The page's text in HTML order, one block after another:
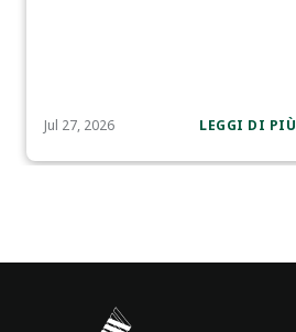
Jul 27, 2026 LEGGI DI PIÙ